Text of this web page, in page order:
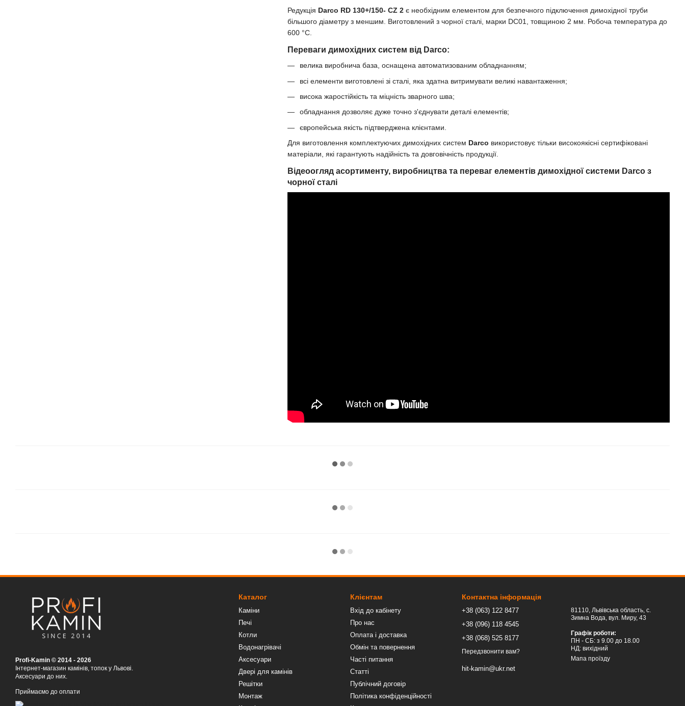
Редукція Darco RD 130+/150- CZ 2є необхідним елементом для безпечного підключення димохідної труби
більшого діаметру з меншим. Виготовлений з чорної сталі, марки DC01, товщиною 2 мм. Робоча температура до
600 °С.
Переваги димохідних систем від Darco:
велика виробнича база, оснащена автоматизованим обладнанням;
всі елементи виготовлені зі сталі, яка здатна витримувати великі навантаження;
висока жаростійкість та міцність зварного шва;
обладнання дозволяє дуже точно з'єднувати деталі елементів;
європейська якість підтверджена клієнтами.
Для виготовлення комплектуючих димохідних систем Darco використовує тільки високоякісні сертифіковані
матеріали, які гарантують надійність та довговічність продукції.
Відеоогляд асортименту, виробництва та переваг елементів димохідної системи Darco з
чорної сталі
Profi-Kamin © 2014 - 2026
Інтернет-магазин камінів, топок у Львові.
Аксесуари до них.
Приймаємо до оплати
Каталог
Каміни
Печі
Котли
Водонагрівачі
Аксесуари
Двері для камінів
Решітки
Монтаж
Клієнтам
Вхід до кабінету
Про нас
Оплата і доставка
Обмін та повернення
Часті питання
Статті
Публічний договір
Політика конфіденційності
Контактна інформація
+38 (063) 122 8477
+38 (096) 118 4545
+38 (068) 525 8177
Передзвонити вам?
hit-kamin@ukr.net
81110, Львівська область, c.
Зимна Вода, вул. Миру, 43
Графік роботи:
ПН - СБ: з 9.00 до 18.00
НД: вихідний
Мапа проїзду